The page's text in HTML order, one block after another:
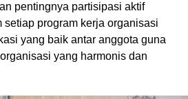
pentingnya partisipasi aktif
setiap program kerja organisasi
yang baik antar anggota guna
yang harmonis dan